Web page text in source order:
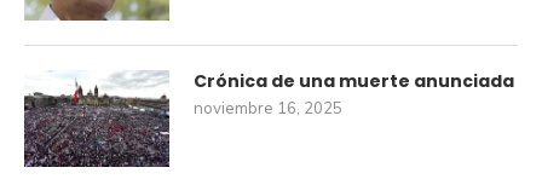
Crónica de una muerte anunciada
noviembre 16, 2025